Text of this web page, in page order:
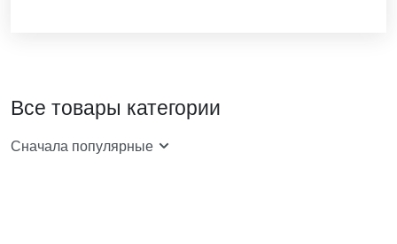
Все товары категории
Сначала популярные